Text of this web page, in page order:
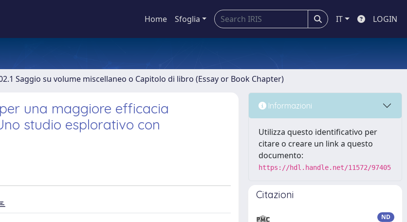
Home Sfoglia IT LOGIN
Saggio su volume miscellaneo o Capitolo di libro (Essay or Book Chapter)
una maggiore efficacia
studio esplorativo con
Informazioni
Utilizza questo identificativo per
citare o creare un link a questo
documento:
https://hdl.handle.net/11572/97405
Citazioni
ND